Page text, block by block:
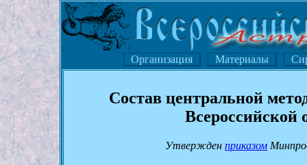
Организация Материалы
Состав центральной
Утвержден приказом